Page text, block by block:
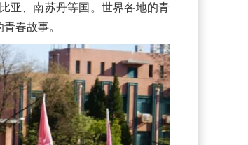
亚、南苏丹等国。世界各地的青
春故事。